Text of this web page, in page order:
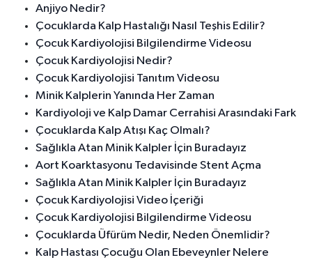
Anjiyo Nedir?
Çocuklarda Kalp Hastalığı Nasıl Teşhis Edilir?
Çocuk Kardiyolojisi Bilgilendirme Videosu
Çocuk Kardiyolojisi Nedir?
Çocuk Kardiyolojisi Tanıtım Videosu
Minik Kalplerin Yanında Her Zaman
Kardiyoloji ve Kalp Damar Cerrahisi Arasındaki Fark
Çocuklarda Kalp Atışı Kaç Olmalı?
Sağlıkla Atan Minik Kalpler İçin Buradayız
Aort Koarktasyonu Tedavisinde Stent Açma
Sağlıkla Atan Minik Kalpler İçin Buradayız
Çocuk Kardiyolojisi Video İçeriği
Çocuk Kardiyolojisi Bilgilendirme Videosu
Çocuklarda Üfürüm Nedir, Neden Önemlidir?
Kalp Hastası Çocuğu Olan Ebeveynler Nelere